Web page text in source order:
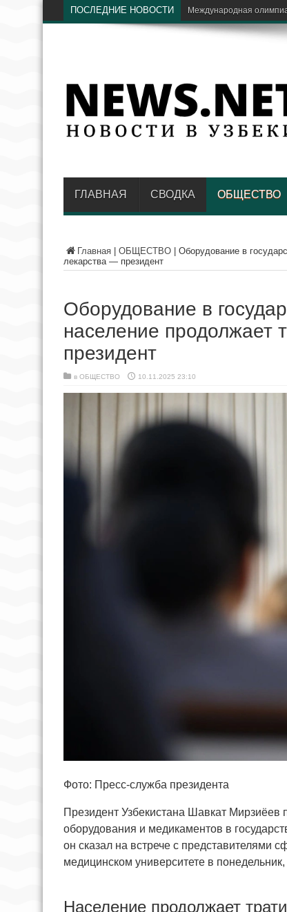
ПОСЛЕДНИЕ НОВОСТИ Экс-глава
ГЛАВНАЯ СВОДКА ОБЩЕСТВО
Главная ОБЩЕСТВО
Оборудование в
лекарства — президент
Оборудование в
население продолжает
президент
в ОБЩЕСТВО 10.11.2025 23:10
Фото: Пресс-служба президента
Президент Узбекистана Шавкат Мирзиёев
оборудования и медикаментов в
он сказал на встрече с представителями
медицинском университете в
Население продолжает